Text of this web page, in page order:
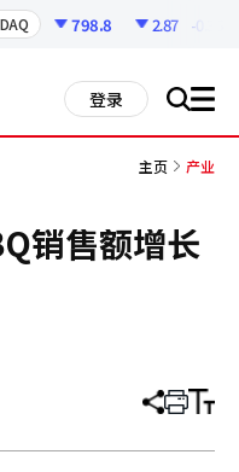
798.8 2.87 -0.36%
登录 搜 all
主页 产业
销售额增长
分
章
打 调
小